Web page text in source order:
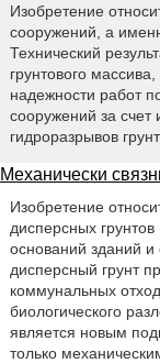
Изобретение
сооружений, а
Технический
грунтового
надежности работ
сооружений за счет
гидроразрывов
Механически
Изобретение
дисперсных
оснований зданий
дисперсный грунт
коммунальных
биологического
является новым
только